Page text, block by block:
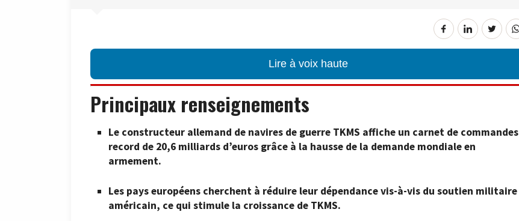
Lire à voix haute
Principaux renseignements
Le constructeur allemand de navires de guerre TKMS affiche un carnet de commandes
record de 20,6 milliards d’euros grâce à la hausse de la demande mondiale en
armement.
Les pays européens cherchent à réduire leur dépendance vis-à-vis du soutien militaire
américain, ce qui stimule la croissance de TKMS.